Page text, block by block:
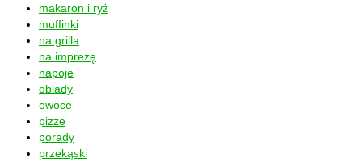
makaron i ryż
muffinki
na grilla
na imprezę
napoje
obiady
owoce
pizze
porady
przekąski